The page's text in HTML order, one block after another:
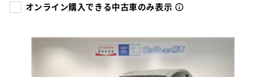
オンライン購入できる中古車のみ表示